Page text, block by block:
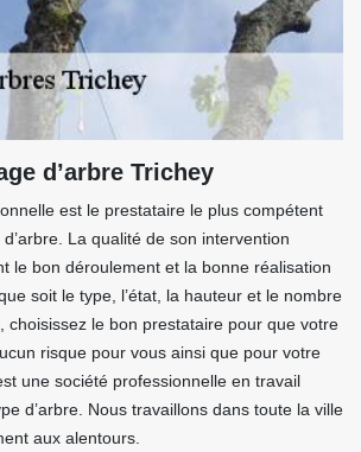
d’arbre Trichey
est le prestataire le plus compétent
La qualité de son intervention
le bon déroulement et la bonne réalisation
soit le type, l’état, la hauteur et le nombre
choisissez le bon prestataire pour que votre
risque pour vous ainsi que pour votre
une société professionnelle en travail
d’arbre. Nous travaillons dans toute la ville
aux alentours.